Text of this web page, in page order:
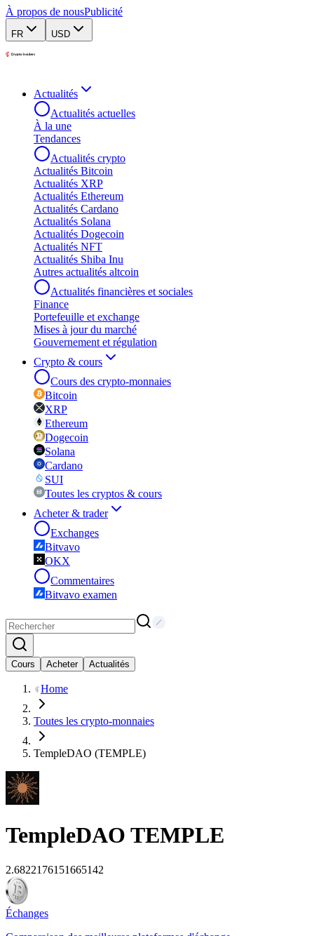
À propos de nousPublicité
FR USD
Actualités
Actualités actuelles
À la une
Tendances
Actualités crypto
Actualités Bitcoin
Actualités XRP
Actualités Ethereum
Actualités Cardano
Actualités Solana
Actualités Dogecoin
Actualités NFT
Actualités Shiba Inu
Autres actualités altcoin
Actualités financières et sociales
Finance
Portefeuille et exchange
Mises à jour du marché
Gouvernement et régulation
Crypto & cours
Cours des crypto-monnaies
Bitcoin
XRP
Ethereum
Dogecoin
Solana
Cardano
SUI
Toutes les cryptos & cours
Acheter & trader
Exchanges
Bitvavo
OKX
Commentaires
Bitvavo examen
Cours Acheter Actualités
Home
Toutes les crypto-monnaies
TempleDAO (TEMPLE)
TempleDAO TEMPLE
2.6822176151665142
Échanges